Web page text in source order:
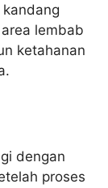
lembab
ketahanan
dengan
proses